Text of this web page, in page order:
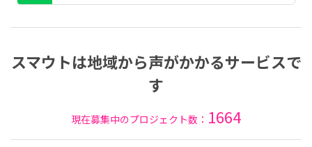
スマウトは地域から声がかかるサービスで
す
現在募集中のプロジェクト数： 1664